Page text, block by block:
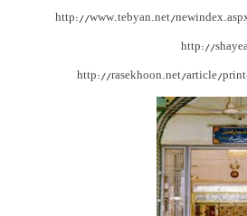
http://www.tebyan.net/
http://
http://rasekhoon.net/article/